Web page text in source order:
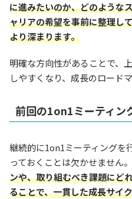
に進みたいのか、どのような
ャリアの希望を事前に整理し
より深まります。
明確な方向性があることで、
しやすくなり、成長のロード
前回の1on1ミーティン
継続的に1on1ミーティングを
っておくことは欠かせません。
ンや、取り組むべき課題にど
ることで、一貫した成長サイ